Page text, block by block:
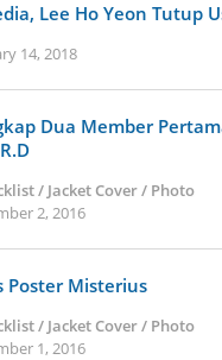
Lee Ho Yeon Tutup
14, 2018by
Dua Member
/ Jacket Cover / Photo
2, 2016by
Poster Misterius
/ Jacket Cover / Photo
1, 2016by